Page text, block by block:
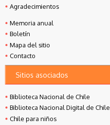
Agradecimientos
Memoria anual
Boletín
Mapa del sitio
Contacto
Sitios asociados
Biblioteca Nacional de Chile
Biblioteca Nacional Digital de Chile
Chile para niños